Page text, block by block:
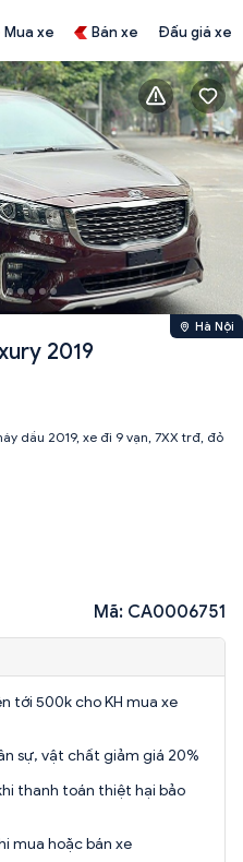
Mua xe Bán xe Đấu giá xe
Hà Nội
2019
dầu 2019, xe đi 9 vạn, 7XX trđ, đỏ
Mã: CA0006751
tới 500k cho KH mua xe
sự, vật chất giảm giá 20%
thanh toán thiệt hại bảo
mua hoặc bán xe